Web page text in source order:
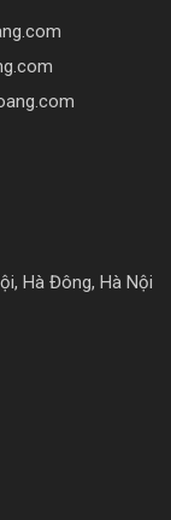
Hà Đông, Hà Nội